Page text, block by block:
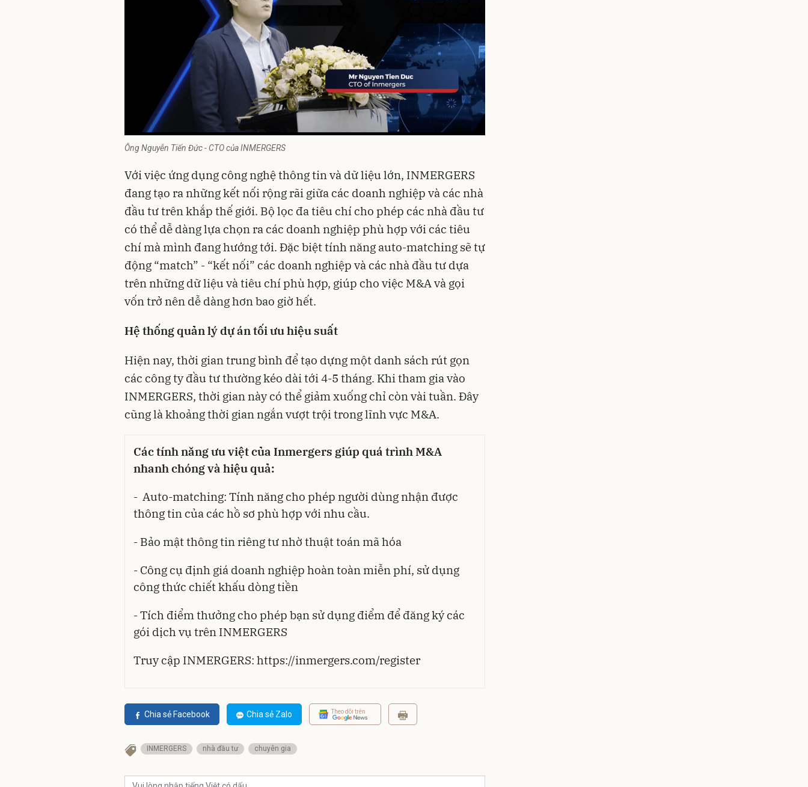
Ông Nguyễn Tiến Đức - CTO của INMERGERS
Với việc ứng dụng công nghệ thông tin và dữ liệu lớn, INMERGERS
đang tạo ra những kết nối rộng rãi giữa các doanh nghiệp và các nhà
đầu tư trên khắp thế giới. Bộ lọc đa tiêu chí cho phép các nhà đầu tư
có thể dễ dàng lựa chọn ra các doanh nghiệp phù hợp với các tiêu
chí mà mình đang hướng tới. Đặc biệt tính năng auto-matching sẽ tự
động “match” - “kết nối” các doanh nghiệp và các nhà đầu tư dựa
trên những dữ liệu và tiêu chí phù hợp, giúp cho việc M&A và gọi
vốn trở nên dễ dàng hơn bao giờ hết.
Hệ thống quản lý dự án tối ưu hiệu suất
Hiện nay, thời gian trung bình để tạo dựng một danh sách rút gọn
các công ty đầu tư thường kéo dài tới 4-5 tháng. Khi tham gia vào
INMERGERS, thời gian này có thể giảm xuống chỉ còn vài tuần. Đây
cũng là khoảng thời gian ngắn vượt trội trong lĩnh vực M&A.
Các tính năng ưu việt của Inmergers giúp quá trình M&A
nhanh chóng và hiệu quả:
- Auto-matching: Tính năng cho phép người dùng nhận được
thông tin của các hồ sơ phù hợp với nhu cầu.
- Bảo mật thông tin riêng tư nhờ thuật toán mã hóa
- Công cụ định giá doanh nghiệp hoàn toàn miễn phí, sử dụng
công thức chiết khấu dòng tiền
- Tích điểm thưởng cho phép bạn sử dụng điểm để đăng ký các
gói dịch vụ trên INMERGERS
Truy cập INMERGERS: https://inmergers.com/register
Chia sẻ Facebook Chia sẻ Zalo Theo dõi trên
INMERGERS nhà đầu tư chuyên gia